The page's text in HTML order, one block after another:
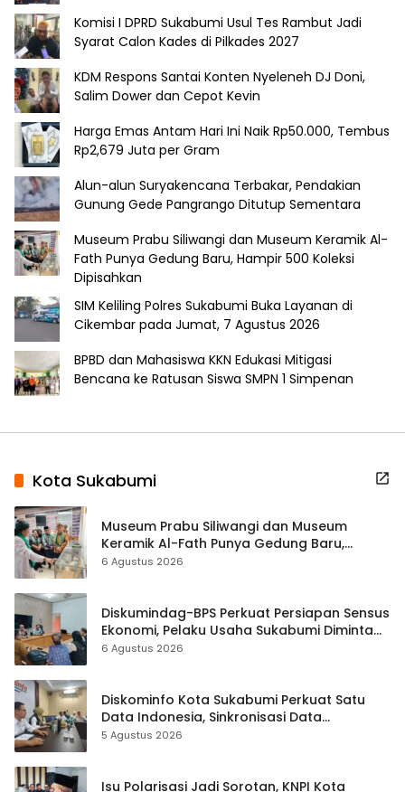
Komisi I DPRD Sukabumi Usul Tes Rambut Jadi
Syarat Calon Kades di Pilkades 2027
KDM Respons Santai Konten Nyeleneh DJ Doni,
Salim Dower dan Cepot Kevin
Harga Emas Antam Hari Ini Naik Rp50.000, Tembus
Rp2,679 Juta per Gram
Alun-alun Suryakencana Terbakar, Pendakian
Gunung Gede Pangrango Ditutup Sementara
Museum Prabu Siliwangi dan Museum Keramik Al-
Fath Punya Gedung Baru, Hampir 500 Koleksi
Dipisahkan
SIM Keliling Polres Sukabumi Buka Layanan di
Cikembar pada Jumat, 7 Agustus 2026
BPBD dan Mahasiswa KKN Edukasi Mitigasi
Bencana ke Ratusan Siswa SMPN 1 Simpenan
Kota Sukabumi
Museum Prabu Siliwangi dan Museum
Keramik Al-Fath Punya Gedung Baru,
Hampir 500 Koleksi Dipisahkan
6 Agustus 2026
Diskumindag-BPS Perkuat Persiapan Sensus
Ekonomi, Pelaku Usaha Sukabumi Diminta
Terbuka Beri Data
6 Agustus 2026
Diskominfo Kota Sukabumi Perkuat Satu
Data Indonesia, Sinkronisasi Data
Kewilayahan Dikebut
5 Agustus 2026
Isu Polarisasi Jadi Sorotan, KNPI Kota